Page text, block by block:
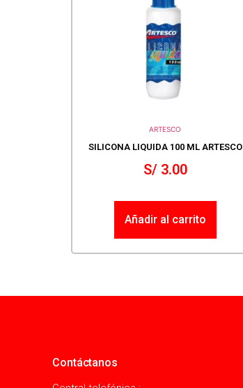
ARTESCO
SILICONA LIQUIDA 100 ML ARTESCO
S/3.00
Añadir al carrito
Contáctanos